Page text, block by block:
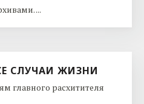
...
СЛУЧАИ ЖИЗНИ
главного расхитителя